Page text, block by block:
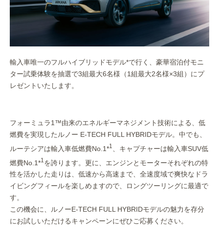
輸入車唯一のフルハイブリッドモデル*で行く、豪華宿泊付モニ
ター試乗体験を抽選で3組最大6名様（1組最大2名様×3組）にプ
レゼントいたします。
フォーミュラ1™由来のエネルギーマネジメント技術による、低
燃費を実現したルノー E-TECH FULL HYBRIDモデル。中でも、
ルーテシアは輸入車低燃費No.1*1
、キャプチャーは輸入車SUV低
燃費No.1*1 を誇ります。更に、エンジンとモーターそれぞれの特
性を活かした走りは、低速から高速まで、全速度域で爽快なドラ
イビングフィールを楽しめますので、ロングツーリングに最適で
す。
この機会に、ルノーE-TECH FULL HYBRIDモデルの魅力を存分
にお試しいただけるキャンペーンにぜひご応募ください。